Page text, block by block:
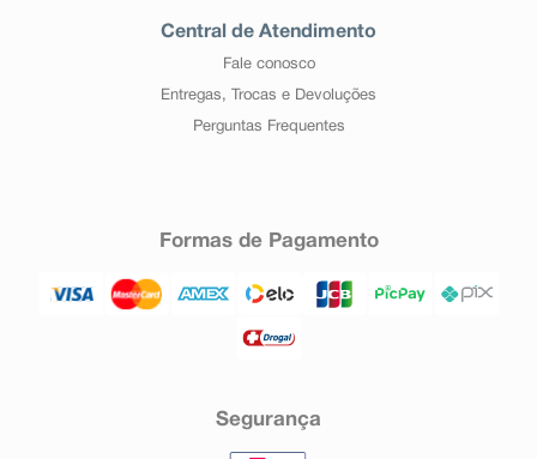
Central de Atendimento
Fale conosco
Entregas, Trocas e Devoluções
Perguntas Frequentes
Formas de Pagamento
Segurança